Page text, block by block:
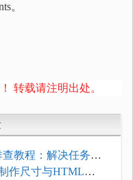
。
转载请注明出处。
查教程：解决任务积
作尺寸与HTML添